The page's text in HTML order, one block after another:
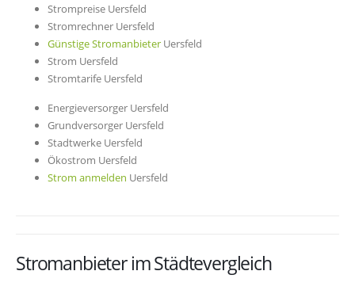
Strompreise Uersfeld
Stromrechner Uersfeld
Günstige Stromanbieter Uersfeld
Strom Uersfeld
Stromtarife Uersfeld
Energieversorger Uersfeld
Grundversorger Uersfeld
Stadtwerke Uersfeld
Ökostrom Uersfeld
Strom anmelden Uersfeld
Stromanbieter im Städtevergleich